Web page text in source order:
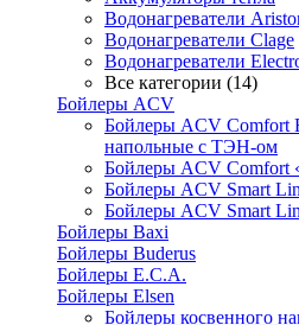
Водонагреватели
Водонагреватели Clage
Водонагреватели
Все категории (14)
Бойлеры ACV
Бойлеры ACV Comfort
напольные c ТЭН-ом
Бойлеры ACV Comfort
Бойлеры ACV Smart
Бойлеры ACV Smart
Бойлеры Baxi
Бойлеры Buderus
Бойлеры E.C.A.
Бойлеры Elsen
Бойлеры косвенного